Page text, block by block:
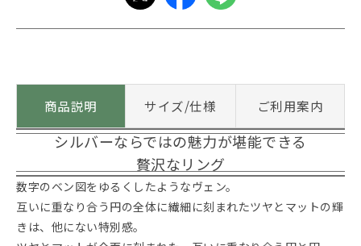
商品説明 サイズ/仕様 ご利用案内
シルバーならではの魅力が堪能できる
贅沢なリング
数字のベン図をゆるくしたようなヴェン。
互いに重なり合う円の全体に繊細に刻まれたツヤとマットの輝
きは、他にない特別感。